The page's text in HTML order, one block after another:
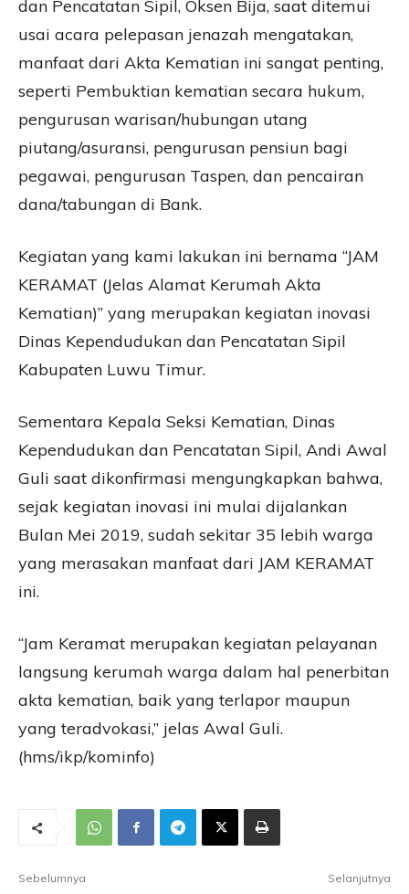
dan Pencatatan Sipil, Oksen Bija, saat ditemui
usai acara pelepasan jenazah mengatakan,
manfaat dari Akta Kematian ini sangat penting,
seperti Pembuktian kematian secara hukum,
pengurusan warisan/hubungan utang
piutang/asuransi, pengurusan pensiun bagi
pegawai, pengurusan Taspen, dan pencairan
dana/tabungan di Bank.
Kegiatan yang kami lakukan ini bernama “JAM
KERAMAT (Jelas Alamat Kerumah Akta
Kematian)” yang merupakan kegiatan inovasi
Dinas Kependudukan dan Pencatatan Sipil
Kabupaten Luwu Timur.
Sementara Kepala Seksi Kematian, Dinas
Kependudukan dan Pencatatan Sipil, Andi Awal
Guli saat dikonfirmasi mengungkapkan bahwa,
sejak kegiatan inovasi ini mulai dijalankan
Bulan Mei 2019, sudah sekitar 35 lebih warga
yang merasakan manfaat dari JAM KERAMAT
ini.
“Jam Keramat merupakan kegiatan pelayanan
langsung kerumah warga dalam hal penerbitan
akta kematian, baik yang terlapor maupun
yang teradvokasi,” jelas Awal Guli.
(hms/ikp/kominfo)
Sebelumnya Selanjutnya